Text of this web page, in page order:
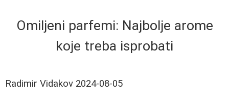
Omiljeni parfemi: Najbolje arome
koje treba isprobati
Radimir Vidakov 2024-08-05